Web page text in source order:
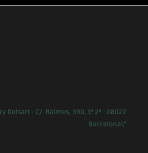
Delsart · C/. Balmes, 390, 1º 2ª · 08022
Barcelona\"